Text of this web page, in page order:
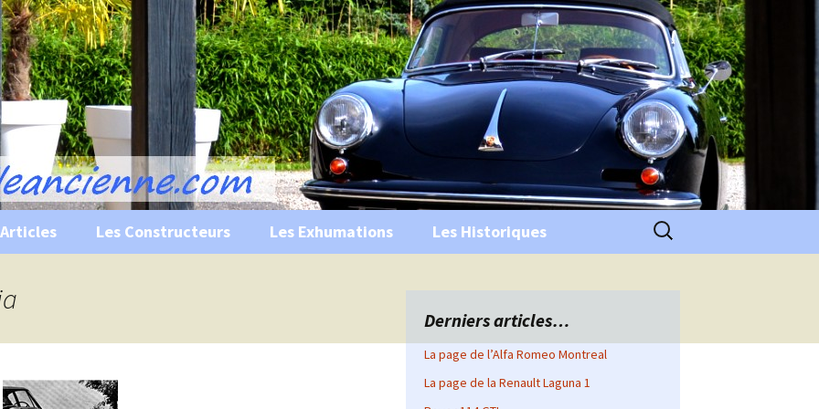
Ancienne
historiques …
Les Constructeurs Les Exhumations Les Historiques Rechercher :
Derniers articles…
La page de l’Alfa Romeo Montreal
La page de la Renault Laguna 1